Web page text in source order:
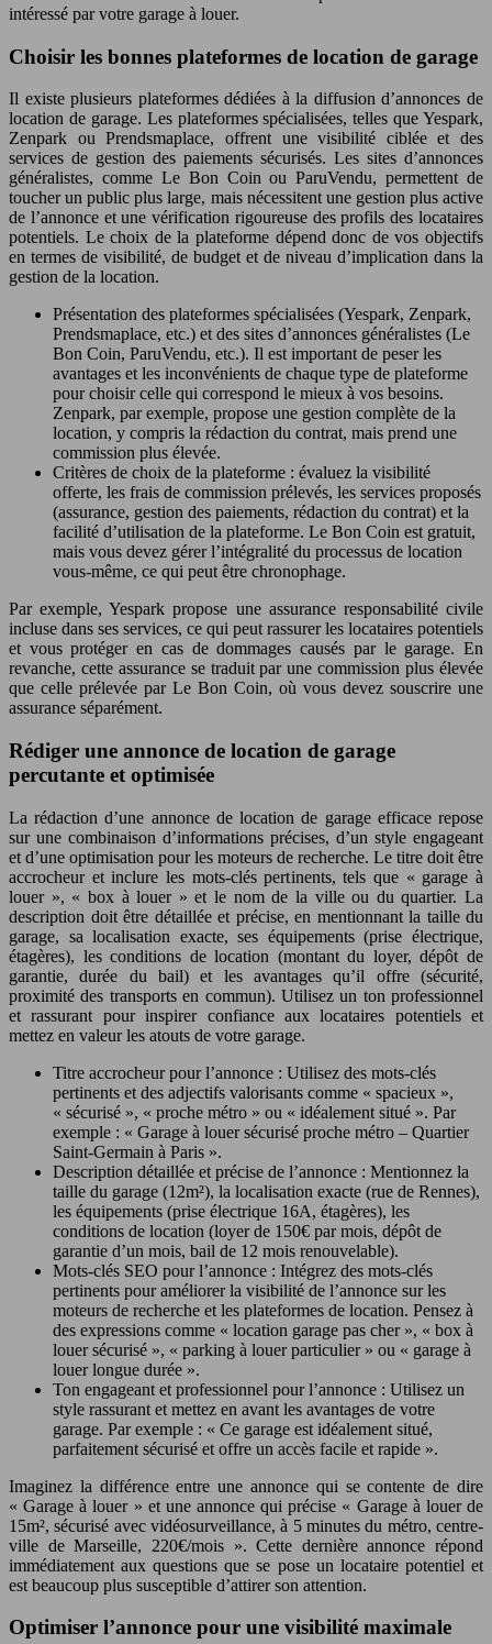
intéressé par votre garage à louer.
Choisir les bonnes plateformes de location de garage
Il existe plusieurs plateformes dédiées à la diffusion d’annonces de
location de garage. Les plateformes spécialisées, telles que Yespark,
Zenpark ou Prendsmaplace, offrent une visibilité ciblée et des
services de gestion des paiements sécurisés. Les sites d’annonces
généralistes, comme Le Bon Coin ou ParuVendu, permettent de
toucher un public plus large, mais nécessitent une gestion plus active
de l’annonce et une vérification rigoureuse des profils des locataires
potentiels. Le choix de la plateforme dépend donc de vos objectifs
en termes de visibilité, de budget et de niveau d’implication dans la
gestion de la location.
Présentation des plateformes spécialisées (Yespark, Zenpark,
Prendsmaplace, etc.) et des sites d’annonces généralistes (Le
Bon Coin, ParuVendu, etc.). Il est important de peser les
avantages et les inconvénients de chaque type de plateforme
pour choisir celle qui correspond le mieux à vos besoins.
Zenpark, par exemple, propose une gestion complète de la
location, y compris la rédaction du contrat, mais prend une
commission plus élevée.
Critères de choix de la plateforme : évaluez la visibilité
offerte, les frais de commission prélevés, les services proposés
(assurance, gestion des paiements, rédaction du contrat) et la
facilité d’utilisation de la plateforme. Le Bon Coin est gratuit,
mais vous devez gérer l’intégralité du processus de location
vous-même, ce qui peut être chronophage.
Par exemple, Yespark propose une assurance responsabilité civile
incluse dans ses services, ce qui peut rassurer les locataires potentiels
et vous protéger en cas de dommages causés par le garage. En
revanche, cette assurance se traduit par une commission plus élevée
que celle prélevée par Le Bon Coin, où vous devez souscrire une
assurance séparément.
Rédiger une annonce de location de garage
percutante et optimisée
La rédaction d’une annonce de location de garage efficace repose
sur une combinaison d’informations précises, d’un style engageant
et d’une optimisation pour les moteurs de recherche. Le titre doit être
accrocheur et inclure les mots-clés pertinents, tels que « garage à
louer », « box à louer » et le nom de la ville ou du quartier. La
description doit être détaillée et précise, en mentionnant la taille du
garage, sa localisation exacte, ses équipements (prise électrique,
étagères), les conditions de location (montant du loyer, dépôt de
garantie, durée du bail) et les avantages qu’il offre (sécurité,
proximité des transports en commun). Utilisez un ton professionnel
et rassurant pour inspirer confiance aux locataires potentiels et
mettez en valeur les atouts de votre garage.
Titre accrocheur pour l’annonce : Utilisez des mots-clés
pertinents et des adjectifs valorisants comme « spacieux »,
« sécurisé », « proche métro » ou « idéalement situé ». Par
exemple : « Garage à louer sécurisé proche métro – Quartier
Saint-Germain à Paris ».
Description détaillée et précise de l’annonce : Mentionnez la
taille du garage (12m²), la localisation exacte (rue de Rennes),
les équipements (prise électrique 16A, étagères), les
conditions de location (loyer de 150€ par mois, dépôt de
garantie d’un mois, bail de 12 mois renouvelable).
Mots-clés SEO pour l’annonce : Intégrez des mots-clés
pertinents pour améliorer la visibilité de l’annonce sur les
moteurs de recherche et les plateformes de location. Pensez à
des expressions comme « location garage pas cher », « box à
louer sécurisé », « parking à louer particulier » ou « garage à
louer longue durée ».
Ton engageant et professionnel pour l’annonce : Utilisez un
style rassurant et mettez en avant les avantages de votre
garage. Par exemple : « Ce garage est idéalement situé,
parfaitement sécurisé et offre un accès facile et rapide ».
Imaginez la différence entre une annonce qui se contente de dire
« Garage à louer » et une annonce qui précise « Garage à louer de
15m², sécurisé avec vidéosurveillance, à 5 minutes du métro, centre-
ville de Marseille, 220€/mois ». Cette dernière annonce répond
immédiatement aux questions que se pose un locataire potentiel et
est beaucoup plus susceptible d’attirer son attention.
Optimiser l’annonce pour une visibilité maximale